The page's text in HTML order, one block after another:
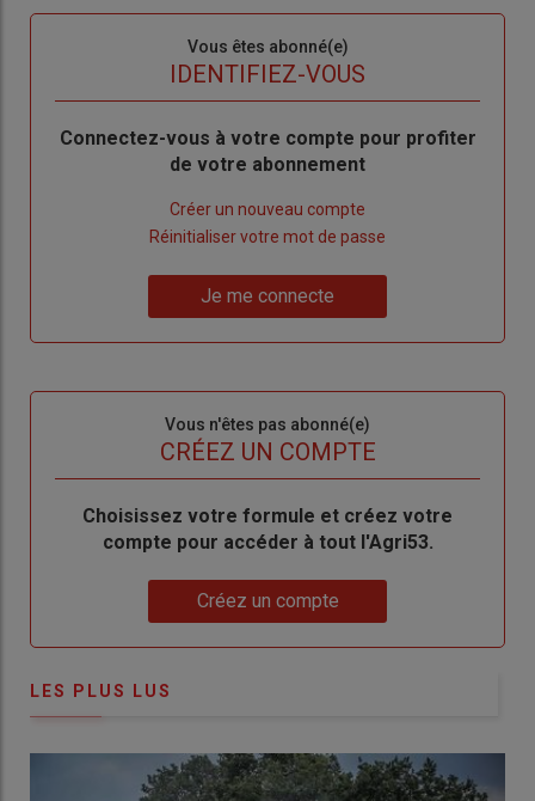
Vous êtes abonné(e)
IDENTIFIEZ-VOUS
Body
Connectez-vous à votre compte pour profiter
de votre abonnement
Créer un nouveau compte
de
Réinitialiser votre mot de passe
me
Je me connecte
Vous n'êtes pas abonné(e)
CRÉEZ UN COMPTE
BodyChoisissez votre formule et créez votre
compte pour accéder à tout l'Agri53.
Créez un compte
LES PLUS LUS